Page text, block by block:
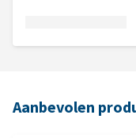
Aanbevolen